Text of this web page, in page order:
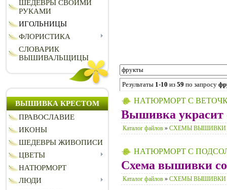
ШЕДЕВРЫ СВОИМИ
РУКАМИ
ИГОЛЬНИЦЫ
ФЛОРИСТИКА
СЛОВАРИК
ВЫШИВАЛЬЩИЦЫ
ВЫШИВКА КРЕСТОМ
ПРАВОСЛАВИЕ
ИКОНЫ
ШЕДЕВРЫ ЖИВОПИСИ
ЦВЕТЫ
НАТЮРМОРТ
ЛЮДИ
Результаты 1-10 из 59 по запросу
НАТЮРМОРТ С
Вышивка украсит
Каталог файлов » СХЕМЫ ВЫШИВКИ
НАТЮРМОРТ С
Схема вышивки
Каталог файлов » СХЕМЫ ВЫШИВКИ